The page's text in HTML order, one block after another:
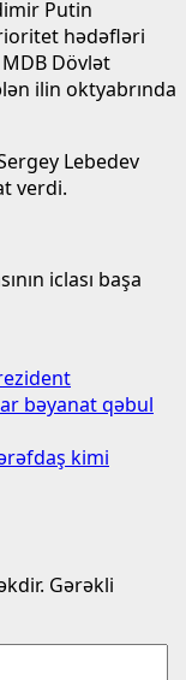
Putin
hədəfləri
Dövlət
ilin oktyabrında
Lebedev
verdi.
iclası başa
bəyanat qəbul
kimi
Gərəkli